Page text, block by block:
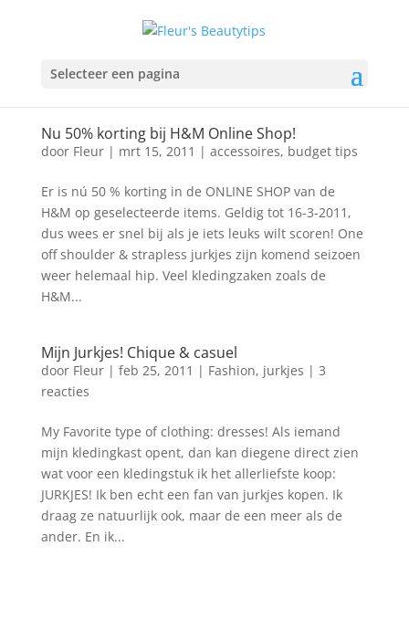
Selecteer een pagina
Nu 50% korting bij H&M Online Shop!
door Fleur| mrt 15, 2011 | accessoires, budget tips
Er is nú 50 % korting in de ONLINE SHOP van de
H&M op geselecteerde items. Geldig tot 16-3-2011,
dus wees er snel bij als je iets leuks wilt scoren! One
off shoulder & strapless jurkjes zijn komend seizoen
weer helemaal hip. Veel kledingzaken zoals de
H&M...
Mijn Jurkjes! Chique & casuel
door Fleur| feb 25, 2011 | Fashion, jurkjes | 3
reacties
My Favorite type of clothing: dresses! Als iemand
mijn kledingkast opent, dan kan diegene direct zien
wat voor een kledingstuk ik het allerliefste koop:
JURKJES! Ik ben echt een fan van jurkjes kopen. Ik
draag ze natuurlijk ook, maar de een meer als de
ander. En ik...